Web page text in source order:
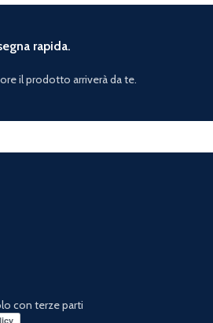
rapida.
il prodotto arriverà da te.
con terze parti